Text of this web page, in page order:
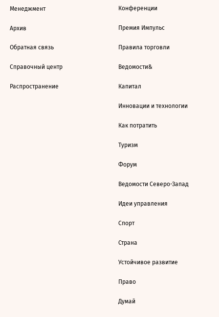
Менеджмент
Архив
Обратная связь
Справочный центр
Распространение
Конференции
Премия Импульс
Правила торговли
Ведомости&
Капитал
Инновации и технологии
Как потратить
Туризм
Форум
Ведомости Северо-Запад
Идеи управления
Спорт
Страна
Устойчивое развитие
Право
Думай